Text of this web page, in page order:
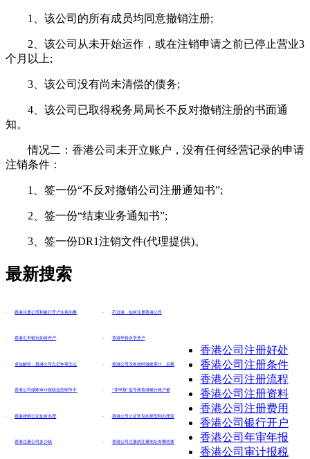
1、该公司的所有成员均同意撤销注册;
2、该公司从未开始运作，或在注销申请之前已停止营业3
个月以上;
3、该公司没有尚未清偿的债务;
4、该公司已取得税务局局长不反对撤销注册的书面通
知。
情况二：香港公司未开立账户，没有任何经营记录的申请
注销条件：
1、签一份“不反对撤销公司注册通知书”;
2、签一份“结束业务通知书”;
3、签一份DR1注销文件(代理提供)。
最新搜索
香港注册公司和银行开户注意的事 不过港，如何注册香港公司
香港汇丰银行如何开户 香港华侨永亨开户
卓信解答：香港公司忘记年审怎么 香港公司没有按时做账审计，后果
香港公司做账审计报税这些细节不 “零申报”是导致香港银行账户被
香港律师公证如何办理 香港公司公证常见的类型和办理流
香港注册公司多少钱 香港公司注册的注册地址有哪些要
香港公司注册好处
香港公司注册条件
香港公司注册流程
香港公司注册资料
香港公司注册费用
香港公司银行开户
香港公司年审年报
香港公司审计报税